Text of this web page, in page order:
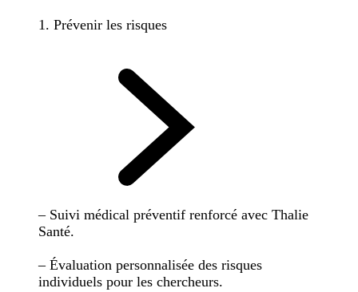
1. Prévenir les risques
– Suivi médical préventif renforcé avec Thalie
Santé.
– Évaluation personnalisée des risques
individuels pour les chercheurs.